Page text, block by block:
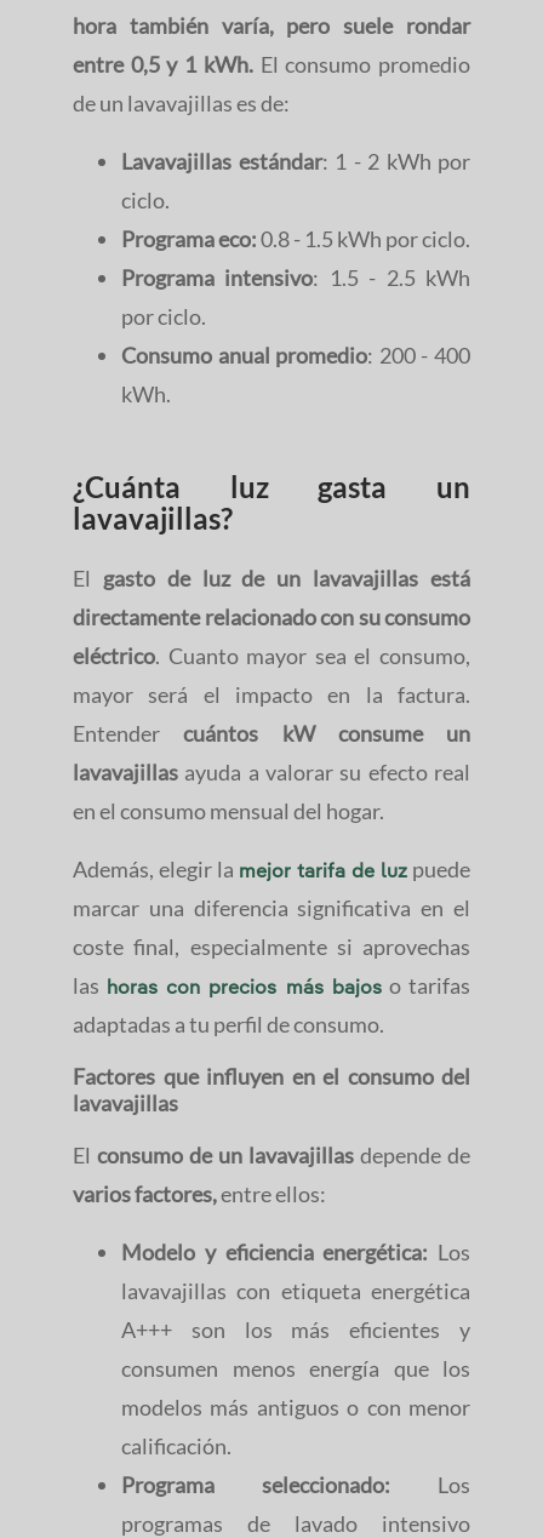
hora también varía, pero suele rondar
entre 0,5 y 1 kWh. El consumo promedio
de un lavavajillas es de:
Lavavajillas estándar: 1 - 2 kWh por
ciclo.
Programa eco:0.8 - 1.5 kWh por ciclo.
Programa intensivo: 1.5 - 2.5 kWh
por ciclo.
Consumo anual promedio: 200 - 400
kWh.
¿Cuánta luz gasta un
lavavajillas?
El gasto de luz de un lavavajillas está
directamente relacionado con su consumo
eléctrico. Cuanto mayor sea el consumo,
mayor será el impacto en la factura.
Entendercuántos kW consume un
lavavajillas ayuda a valorar su efecto real
en el consumo mensual del hogar.
Además, elegir la mejor tarifa de luz puede
marcar una diferencia significativa en el
coste final, especialmente si aprovechas
las
horas con precios más bajoso tarifas
adaptadas a tu perfil de consumo.
Factores que influyen en el consumo del
lavavajillas
El consumo de un lavavajillas depende de
varios factores,entre ellos:
Modelo y eficiencia energética: Los
lavavajillas con etiqueta energética
A+++ son los más eficientes y
consumen menos energía que los
modelos más antiguos o con menor
calificación.
Programa seleccionado: Los
programas de lavado intensivo